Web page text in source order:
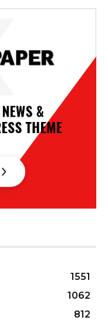
1551
1062
812